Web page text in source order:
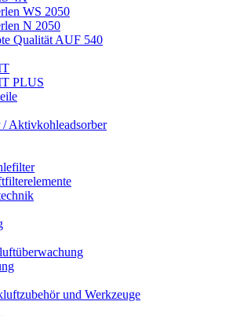
WS 2050
N 2050
Qualität AUF 540
PLUS
Aktivkohleadsorber
und Werkzeuge